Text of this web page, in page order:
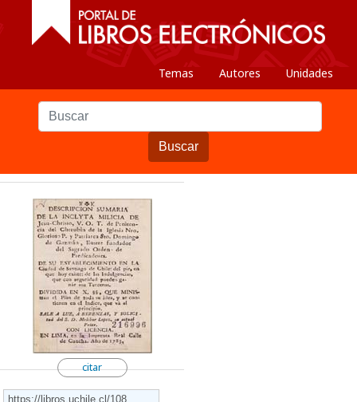
Temas Autores Unidades
Buscar
citar